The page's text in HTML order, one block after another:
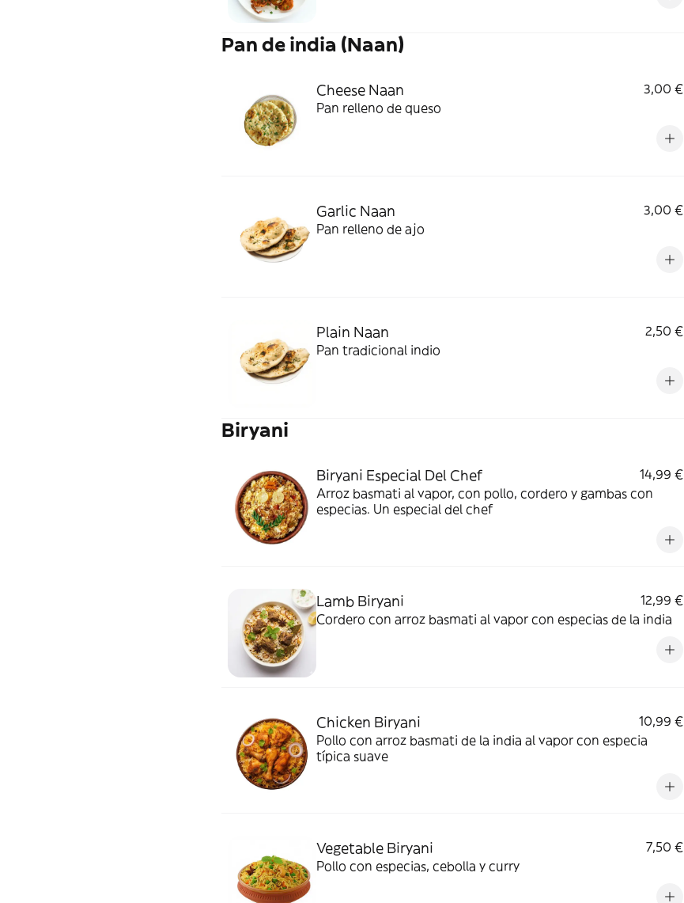
Pan de india (Naan)
Cheese Naan
3,00 €
Pan relleno de queso
Garlic Naan
3,00 €
Pan relleno de ajo
Plain Naan
2,50 €
Pan tradicional indio
Biryani
Biryani Especial Del Chef
14,99 €
Arroz basmati al vapor, con pollo, cordero y gambas con
especias. Un especial del chef
Lamb Biryani
12,99 €
Cordero con arroz basmati al vapor con especias de la india
Chicken Biryani
10,99 €
Pollo con arroz basmati de la india al vapor con especia
típica suave
Vegetable Biryani
7,50 €
Pollo con especias, cebolla y curry